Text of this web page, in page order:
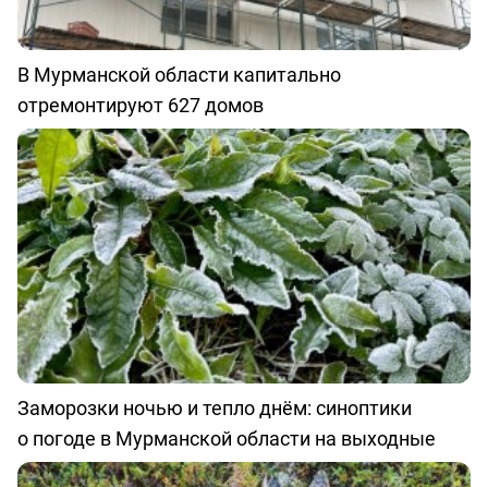
В Мурманской области капитально
отремонтируют 627 домов
Заморозки ночью и тепло днём: синоптики
о погоде в Мурманской области на выходные